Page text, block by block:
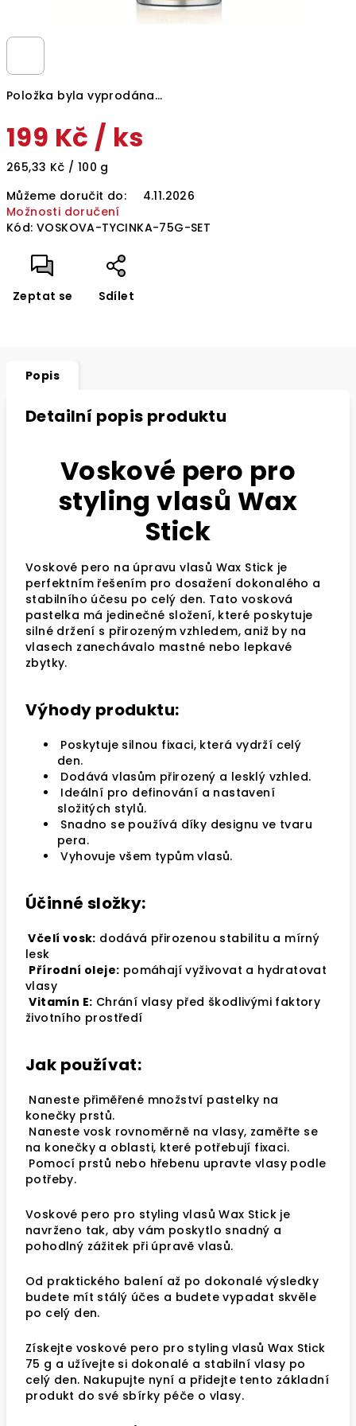
Položka byla vyprodána…
199 Kč / ks
Měrná
265,33 Kč / 100 g
Můžeme doručit do:
4.11.2026
Možnosti doručení
Kód: VOSKOVA-TYCINKA-75G-SET
Zeptat se Sdílet
Popis
Detailní popis produktu
Voskové pero pro
styling vlasů Wax
Stick
Voskové pero na úpravu vlasů Wax Stick je
perfektním řešením pro dosažení dokonalého a
stabilního účesu po celý den. Tato vosková
pastelka má jedinečné složení, které poskytuje
silné držení s přirozeným vzhledem, aniž by na
vlasech zanechávalo mastné nebo lepkavé
zbytky.
Výhody produktu:
Poskytuje silnou fixaci, která vydrží celý
den.
Dodává vlasům přirozený a lesklý vzhled.
Ideální pro definování a nastavení
složitých stylů.
Snadno se používá díky designu ve tvaru
pera.
Vyhovuje všem typům vlasů.
Účinné složky:
Včelí vosk: dodává přirozenou stabilitu a mírný
lesk
Přírodní oleje: pomáhají vyživovat a hydratovat
vlasy
Vitamín E: Chrání vlasy před škodlivými faktory
životního prostředí
Jak používat:
Naneste přiměřené množství pastelky na
konečky prstů.
Naneste vosk rovnoměrně na vlasy, zaměřte se
na konečky a oblasti, které potřebují fixaci.
Pomocí prstů nebo hřebenu upravte vlasy podle
potřeby.
Voskové pero pro styling vlasů Wax Stick je
navrženo tak, aby vám poskytlo snadný a
pohodlný zážitek při úpravě vlasů.
Od praktického balení až po dokonalé výsledky
budete mít stálý účes a budete vypadat skvěle
po celý den.
Získejte voskové pero pro styling vlasů Wax Stick
75 g a užívejte si dokonalé a stabilní vlasy po
celý den. Nakupujte nyní a přidejte tento základní
produkt do své sbírky péče o vlasy.